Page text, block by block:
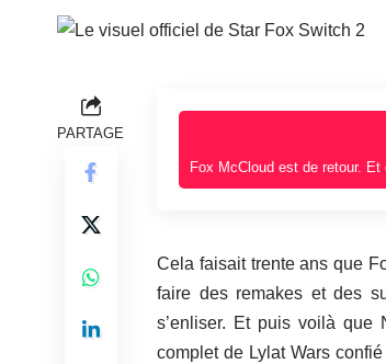
PARTAGE
Fox McCloud est de retour.
Cela faisait trente ans que
faire des remakes et des
s’enliser. Et puis voilà que
complet de Lylat Wars